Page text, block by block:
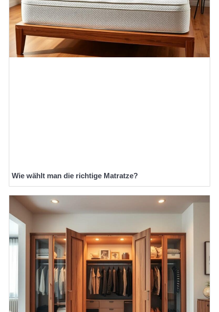
Wie wählt man die richtige Matratze?